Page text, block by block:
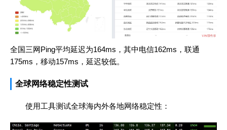
全国三网Ping平均延迟为164ms，其中电信162ms，联通
175ms，移动157ms，延迟较低。
全球网络稳定性测试
使用工具测试全球海内外各地网络稳定性：